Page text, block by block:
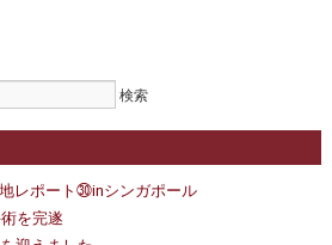
ドクターカー
レポート㉚inシンガポール
を完遂